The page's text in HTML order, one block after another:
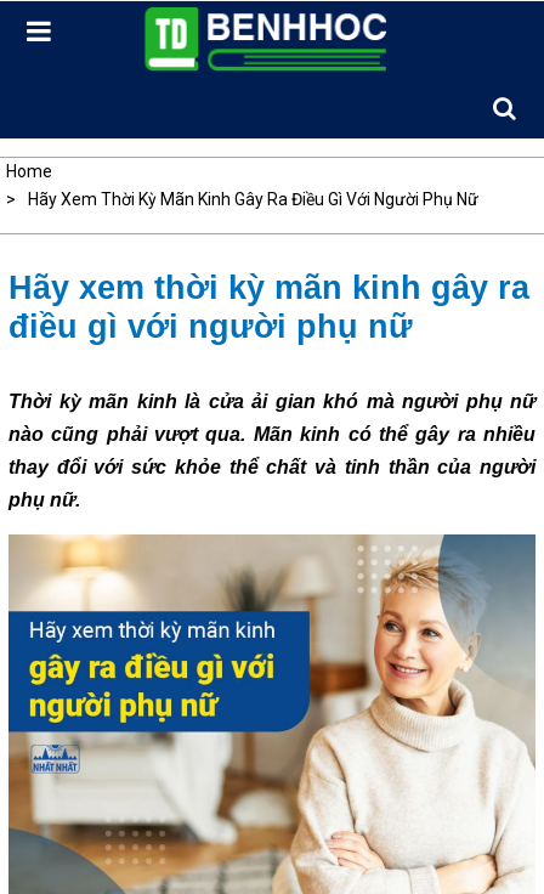
Skip
Home
Hãy Xem Thời Kỳ Mãn Kinh Gây Ra Điều Gì Với Người Phụ Nữ
Hãy xem thời kỳ mãn kinh gây ra
điều gì với người phụ nữ
Thời kỳ mãn kinh là cửa ải gian khó mà người phụ nữ
nào cũng phải vượt qua. Mãn kinh có thể gây ra nhiều
thay đổi với sức khỏe thể chất và tinh thần của người
phụ nữ.